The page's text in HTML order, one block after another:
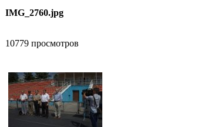
IMG_2760.jpg
10779 просмотров